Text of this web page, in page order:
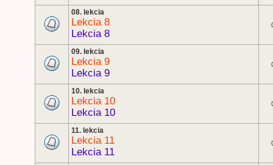
08. lekcia
Lekcia 8
Lekcia 8
09. lekcia
Lekcia 9
Lekcia 9
10. lekcia
Lekcia 10
Lekcia 10
11. lekcia
Lekcia 11
Lekcia 11